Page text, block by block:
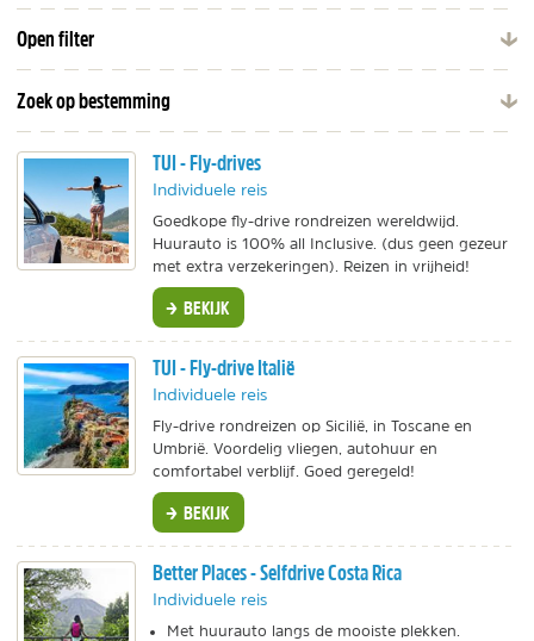
Open filter
Zoek op bestemming
TUI - Fly-drives
Individuele reis
Goedkope fly-drive rondreizen wereldwijd.
Huurauto is 100% all Inclusive. (dus geen gezeur
met extra verzekeringen). Reizen in vrijheid!
BEKIJK
TUI - Fly-drive Italië
Individuele reis
Fly-drive rondreizen op Sicilië, in Toscane en
Umbrië. Voordelig vliegen, autohuur en
comfortabel verblijf. Goed geregeld!
BEKIJK
Better Places - Selfdrive Costa Rica
Individuele reis
Met huurauto langs de mooiste plekken.